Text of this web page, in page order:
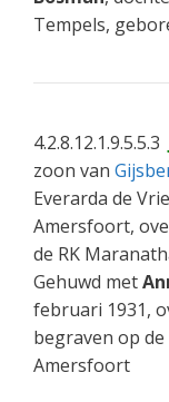
Tempels,
4.2.8.12.1.9.5.5.3
zoon van
Everarda de
Amersfoort,
de RK
Gehuwd met
februari 1931,
begraven op
Amersfoort